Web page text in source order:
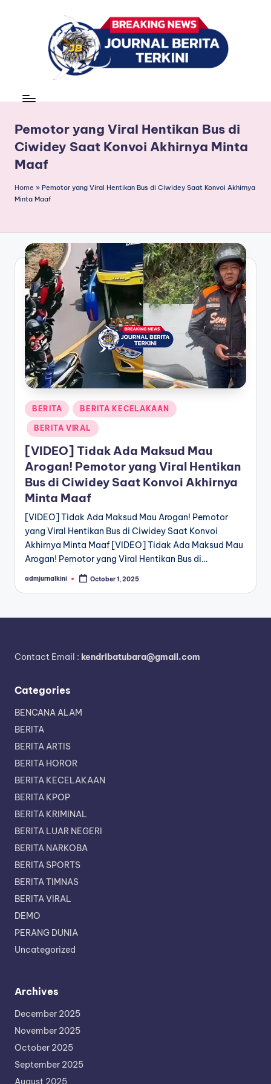
r
n
a
l
e
ri
t
a
T
e
r
k
n
news
Pemotor yang Viral Hentikan Bus di
Ciwidey Saat Konvoi Akhirnya Minta
Maaf
Home » Pemotor yang Viral Hentikan Bus di Ciwidey Saat Konvoi Akhirnya
Minta Maaf
Posted
in
BERITA BERITA KECELAKAAN
BERITA VIRAL
[VIDEO] Tidak Ada Maksud Mau
Arogan! Pemotor yang Viral Hentikan
Bus di Ciwidey Saat Konvoi Akhirnya
Minta Maaf
[VIDEO] Tidak Ada Maksud Mau Arogan! Pemotor
yang Viral Hentikan Bus di Ciwidey Saat Konvoi
Akhirnya Minta Maaf [VIDEO] Tidak Ada Maksud Mau
Arogan! Pemotor yang Viral Hentikan Bus di…
Posted
admjurnalkini October 1, 2025
Contact Email : kendribatubara@gmail.com
Categories
BENCANA ALAM
BERITA
BERITA ARTIS
BERITA HOROR
BERITA KECELAKAAN
BERITA KPOP
BERITA KRIMINAL
BERITA LUAR NEGERI
BERITA NARKOBA
BERITA SPORTS
BERITA TIMNAS
BERITA VIRAL
DEMO
PERANG DUNIA
Uncategorized
Archives
December 2025
November 2025
October 2025
September 2025
August 2025